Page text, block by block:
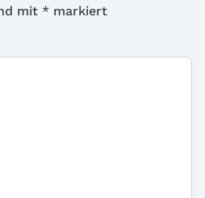
mit * markiert